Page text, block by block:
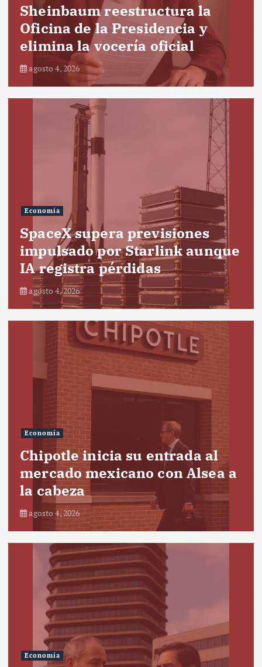
Sheinbaum reestructura la
Oficina de la Presidencia y
elimina la vocería oficial
agosto 4, 2026
Economía
SpaceX supera previsiones
impulsado por Starlink aunque
IA registra pérdidas
agosto 4, 2026
Economía
Chipotle inicia su entrada al
mercado mexicano con Alsea a
la cabeza
agosto 4, 2026
Economía